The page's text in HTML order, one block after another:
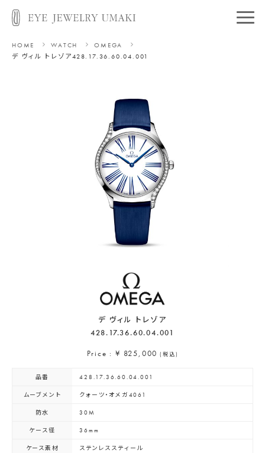
HOME WATCH
OMEGA
デ ヴィル トレゾア428.17.36.60.04.001
デ ヴィル トレゾア
428.17.36.60.04.001
Price : ¥ 825,000 (税込)
品番 428.17.36.60.04.001
ムーブメント クォーツ・オメガ4061
防水 30M
ケース径 36mm
ケース素材 ステンレススティール